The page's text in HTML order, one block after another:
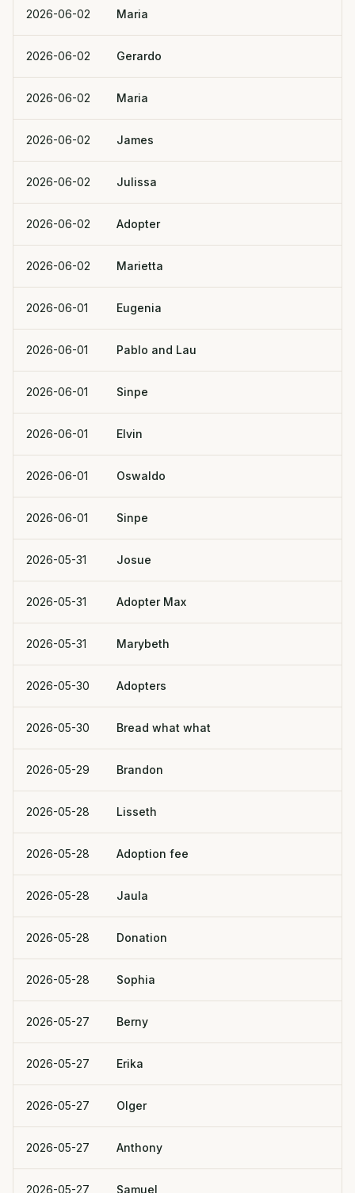
2026-06-02 Maria
2026-06-02 Gerardo
2026-06-02 Maria
2026-06-02 James
2026-06-02 Julissa
2026-06-02 Adopter
2026-06-02 Marietta
2026-06-01 Eugenia
2026-06-01 Pablo and Lau
2026-06-01 Sinpe
2026-06-01 Elvin
2026-06-01 Oswaldo
2026-06-01 Sinpe
2026-05-31 Josue
2026-05-31 Adopter Max
2026-05-31 Marybeth
2026-05-30 Adopters
2026-05-30 Bread what what
2026-05-29 Brandon
2026-05-28 Lisseth
2026-05-28 Adoption fee
2026-05-28 Jaula
2026-05-28 Donation
2026-05-28 Sophia
2026-05-27 Berny
2026-05-27 Erika
2026-05-27 Olger
2026-05-27 Anthony
2026-05-27 Samuel